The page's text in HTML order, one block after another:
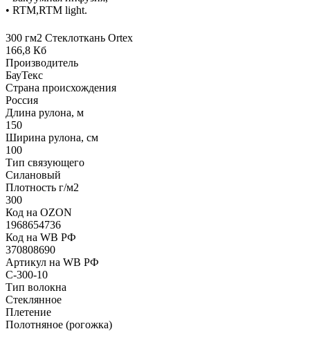
• RTM,RTM light.
300 гм2 Стеклоткань Ortex
166,8 Кб
Производитель
БауТекс
Страна происхождения
Россия
Длина рулона, м
150
Ширина рулона, см
100
Тип связующего
Силановый
Плотность г/м2
300
Код на OZON
1968654736
Код на WB РФ
370808690
Артикул на WB РФ
С-300-10
Тип волокна
Стеклянное
Плетение
Полотняное (рогожка)